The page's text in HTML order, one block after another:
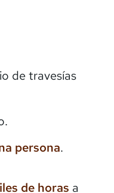
de travesías
persona.
de horas a